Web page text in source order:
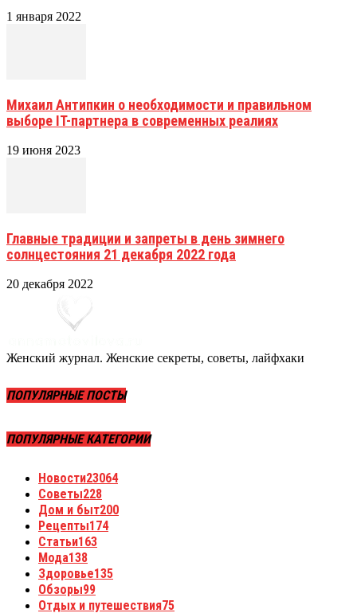
1 января 2022
Михаил Антипкин о необходимости и правильном
выборе IT-партнера в современных реалиях
19 июня 2023
Главные традиции и запреты в день зимнего
солнцестояния 21 декабря 2022 года
20 декабря 2022
Женский журнал. Женские секреты, советы, лайфхаки
ПОПУЛЯРНЫЕ ПОСТЫ
ПОПУЛЯРНЫЕ КАТЕГОРИИ
Новости23064
Советы228
Дом и быт200
Рецепты174
Статьи163
Мода138
Здоровье135
Обзоры99
Отдых и путешествия75